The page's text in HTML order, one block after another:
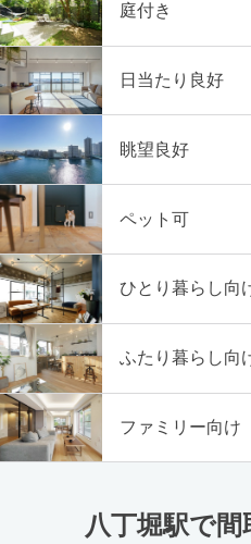
庭付き
日当たり良好
眺望良好
ペット可
ひとり暮らし向
ふたり暮らし向
ファミリー向け
八丁堀駅で